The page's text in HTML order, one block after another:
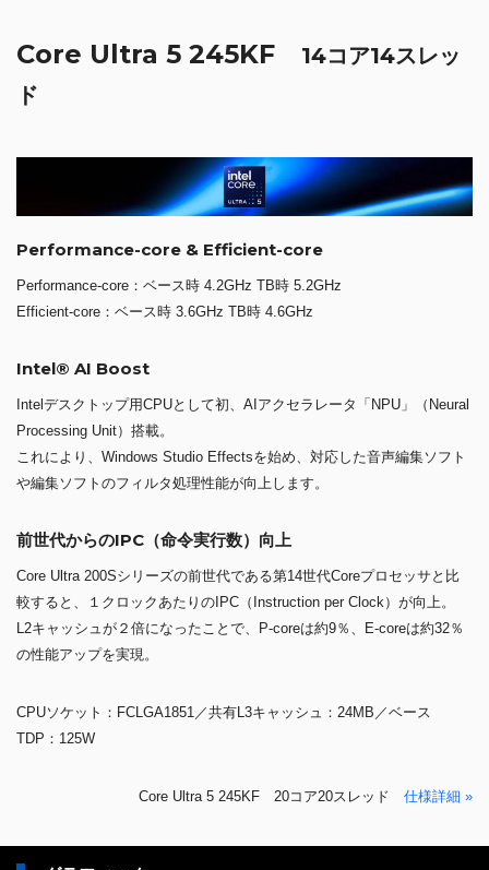
Core Ultra 5 245KF
14コア14スレッ
ド
Performance-core & Efficient-core
Performance-core：ベース時 4.2GHz TB時 5.2GHz
Efficient-core：ベース時 3.6GHz TB時 4.6GHz
Intel® AI Boost
Intelデスクトップ用CPUとして初、AIアクセラレータ「NPU」（Neural
Processing Unit）搭載。
これにより、Windows Studio Effectsを始め、対応した音声編集ソフト
や編集ソフトのフィルタ処理性能が向上します。
前世代からのIPC（命令実行数）向上
Core Ultra 200Sシリーズの前世代である第14世代Coreプロセッサと比
較すると、１クロックあたりのIPC（Instruction per Clock）が向上。
L2キャッシュが２倍になったことで、P-coreは約9％、E-coreは約32％
の性能アップを実現。
CPUソケット：FCLGA1851／共有L3キャッシュ：24MB／ベース
TDP：125W
Core Ultra 5 245KF 20コア20スレッド 仕様詳細 »